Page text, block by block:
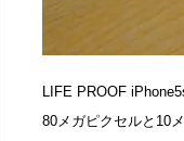
LIFE PROOF
80メガピクセルと10